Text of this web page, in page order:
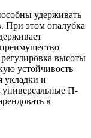
удерживать
При этом опалубка
высоты
устойчивость
укладки и
П-
в